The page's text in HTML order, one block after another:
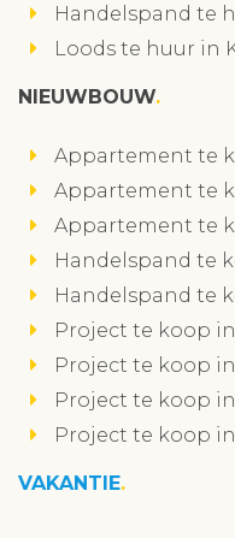
Handelspand te
Loods te huur in
NIEUWBOUW
Appartement te
Appartement te
Appartement te
Handelspand te
Handelspand te
Project te koop
Project te koop
Project te koop
Project te koop
VAKANTIE